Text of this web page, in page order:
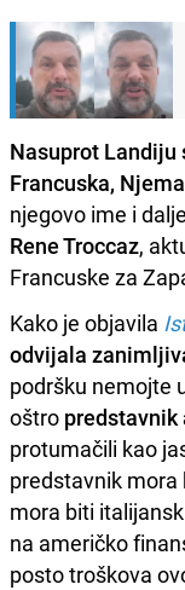
Nasuprot
Francuska,
njegovo ime i
Rene Troccaz,
Francuske za
Kako je objavila
odvijala
podršku nemojte
oštro
protumačili kao
predstavnik mora
mora biti
na američko
posto troškova